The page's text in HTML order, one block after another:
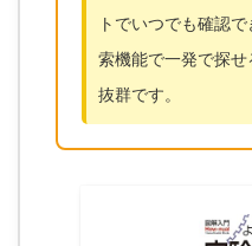
トでいつでも確認
索機能で一発で探
抜群です。